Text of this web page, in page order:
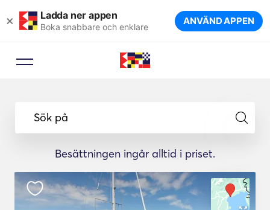
× Ladda ner appen
Boka snabbare och enklare ANVÄND APPEN
Sök på
Besättningen ingår alltid i priset.